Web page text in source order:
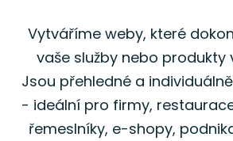
Vytváříme weby, které
vaše služby nebo produkty
Jsou přehledné a
- ideální pro firmy,
řemeslníky, e-shopy,